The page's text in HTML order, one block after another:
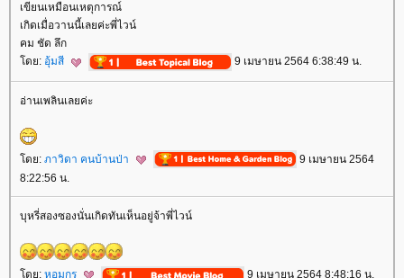
เขียนเหมือนเหตุการณ์
เกิดเมื่อวานนี้เลยค่ะพี่ไวน์
คม ชัด ลึก
ดย: อุ้มสี 9 เมษายน 2564 6:38:49 น.
อ่านเพลินเลยค่ะ
ดย: ภาวิดา คนบ้านป่า
9 เมษายน 2564
8:22:56 น.
บุหรี่สองซองนั่นเกิดทันเห็นอยู่จ้าพี่ไวน์
ดย: หอมกร 9 เมษายน 2564 8:48:16 น.